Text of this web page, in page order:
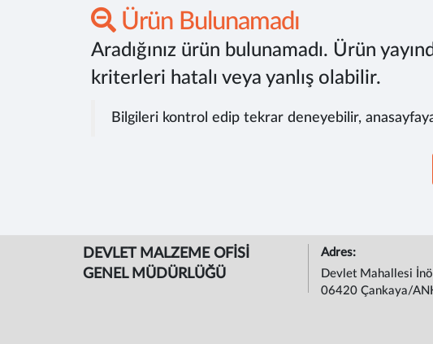
Ürün Bulunamadı
Aradığınız ürün bulunamadı. Ürün
kriterleri hatalı veya yanlış olabilir.
Bilgileri kontrol edip tekrar deneyebilir,
DEVLET MALZEME OFİSİ
GENEL MÜDÜRLÜĞÜ
Adres:
Devlet Mahallesi
06420 Çankaya/